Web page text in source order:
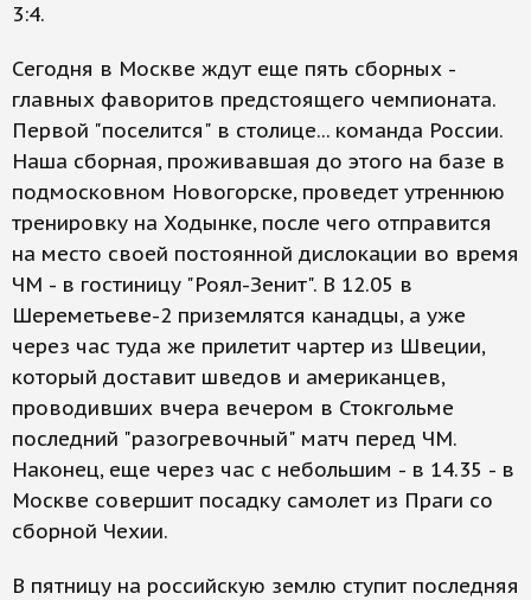
3:4.
Сегодня в Москве ждут еще пять сборных -
главных фаворитов предстоящего чемпионата.
Первой "поселится" в столице... команда России.
Наша сборная, проживавшая до этого на базе в
подмосковном Новогорске, проведет утреннюю
тренировку на Ходынке, после чего отправится
на место своей постоянной дислокации во время
ЧМ - в гостиницу "Роял-Зенит". В 12.05 в
Шереметьеве-2 приземлятся канадцы, а уже
через час туда же прилетит чартер из Швеции,
который доставит шведов и американцев,
проводивших вчера вечером в Стокгольме
последний "разогревочный" матч перед ЧМ.
Наконец, еще через час с небольшим - в 14.35 - в
Москве совершит посадку самолет из Праги со
сборной Чехии.
В пятницу на российскую землю ступит последняя